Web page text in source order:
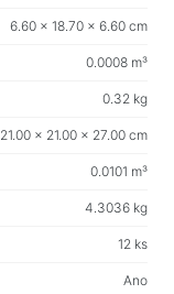
6.60 x 18.70 x 6.60 cm
0.0008 m³
0.32 kg
21.00 x 21.00 x 27.00 cm
0.0101 m³
4.3036 kg
12 ks
Ano